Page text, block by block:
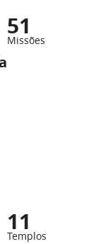
51
Missões
11
Templos